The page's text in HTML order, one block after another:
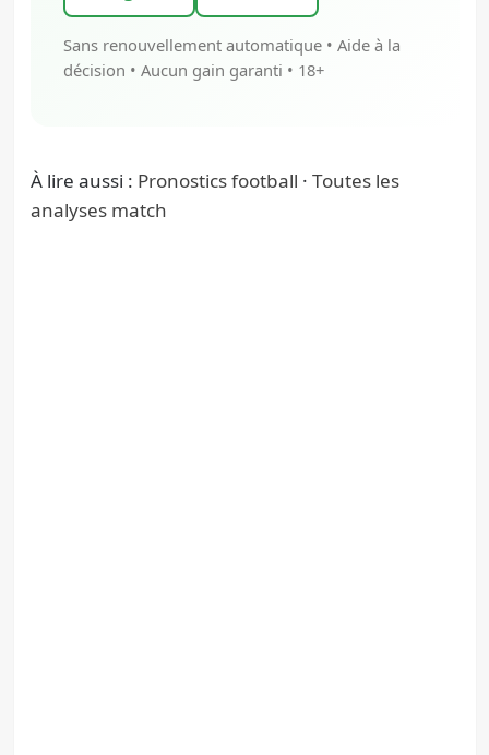
Sans renouvellement automatique • Aide à la
décision • Aucun gain garanti • 18+
À lire aussi : Pronostics football · Toutes les
analyses match